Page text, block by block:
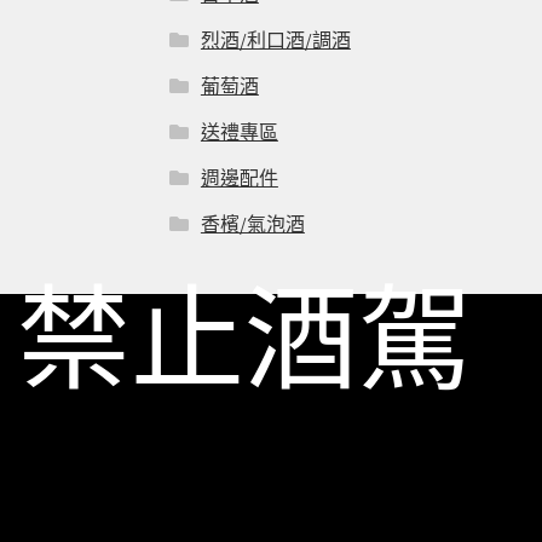
烈酒/利口酒/調酒
葡萄酒
送禮專區
週邊配件
香檳/氣泡酒
© 一飲商店 2026
禁止酒駕